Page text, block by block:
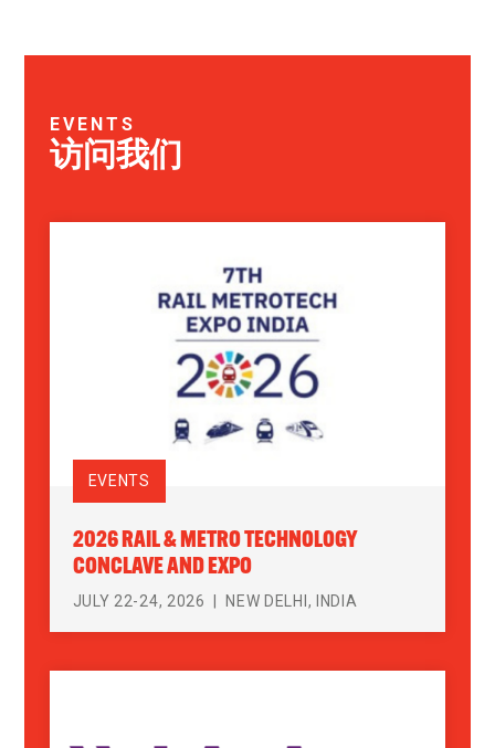
EVENTS
访问我们
EVENTS
2026 RAIL & METRO TECHNOLOGY
CONCLAVE AND EXPO
JULY 22-24, 2026 NEW DELHI, INDIA